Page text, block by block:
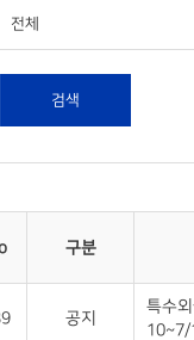
전체
검색
구분
공지
특수
10~7/